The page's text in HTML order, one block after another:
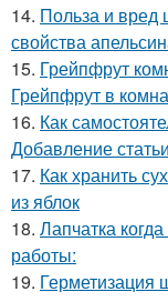
14. Польза и вред
свойства
15. Грейпфрут
Грейпфрут в
16. Как
Добавление
17. Как хранить
из яблок
18. Лапчатка
работы:
19. Герметизация